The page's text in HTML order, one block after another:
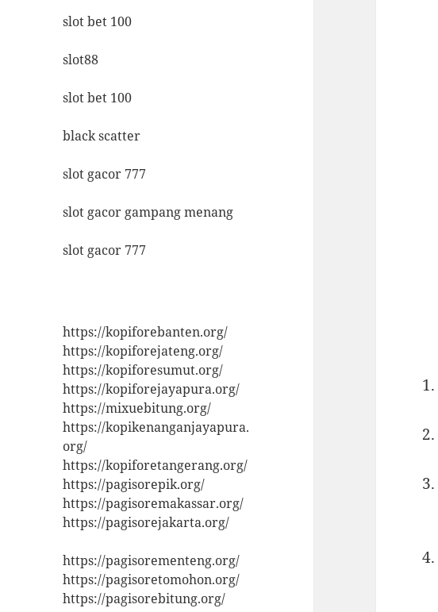
slot bet 100
slot88
slot bet 100
black scatter
slot gacor 777
slot gacor gampang menang
slot gacor 777
https://kopiforebanten.org/
https://kopiforejateng.org/
https://kopiforesumut.org/
https://kopiforejayapura.org/
https://mixuebitung.org/
https://kopikenanganjayapura.
org/
https://kopiforetangerang.org/
https://pagisorepik.org/
https://pagisoremakassar.org/
https://pagisorejakarta.org/
https://pagisorementeng.org/
https://pagisoretomohon.org/
https://pagisorebitung.org/